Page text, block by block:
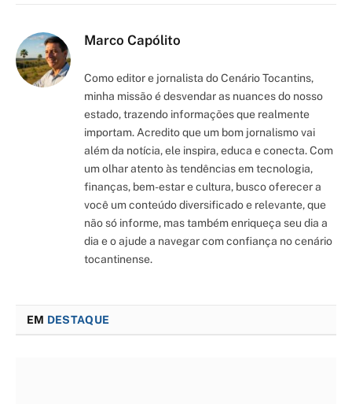
Marco Capólito
Como editor e jornalista do Cenário Tocantins,
minha missão é desvendar as nuances do nosso
estado, trazendo informações que realmente
importam. Acredito que um bom jornalismo vai
além da notícia, ele inspira, educa e conecta. Com
um olhar atento às tendências em tecnologia,
finanças, bem-estar e cultura, busco oferecer a
você um conteúdo diversificado e relevante, que
não só informe, mas também enriqueça seu dia a
dia e o ajude a navegar com confiança no cenário
tocantinense.
EM DESTAQUE